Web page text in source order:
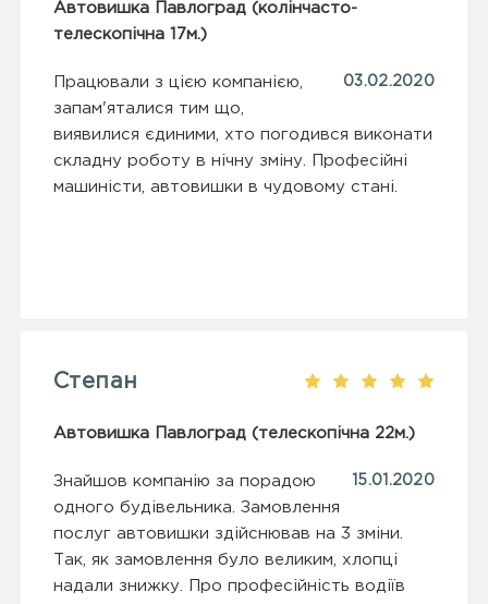
Автовишка Павлоград (колінчасто-
телескопічна 17м.)
03.02.2020
Працювали з цією компанією,
запам'яталися тим що,
виявилися єдиними, хто погодився виконати
складну роботу в нічну зміну. Професійні
машиністи, автовишки в чудовому стані.
Степан
Автовишка Павлоград (телескопічна 22м.)
15.01.2020
Знайшов компанію за порадою
одного будівельника. Замовлення
послуг автовишки здійснював на 3 зміни.
Так, як замовлення було великим, хлопці
надали знижку. Про професійність водіїв